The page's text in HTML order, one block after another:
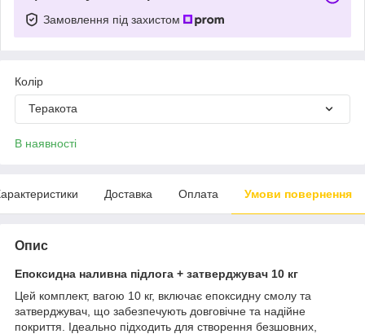
Замовлення під захистом
Колір
Теракота
В наявності
Доставка Оплата Умови повернення
Опис
Епоксидна наливна підлога + затверджувач 10 кг
Цей комплект, вагою 10 кг, включає епоксидну смолу та
затверджувач, що забезпечують довговічне та надійне
покриття. Ідеально підходить для створення безшовних,